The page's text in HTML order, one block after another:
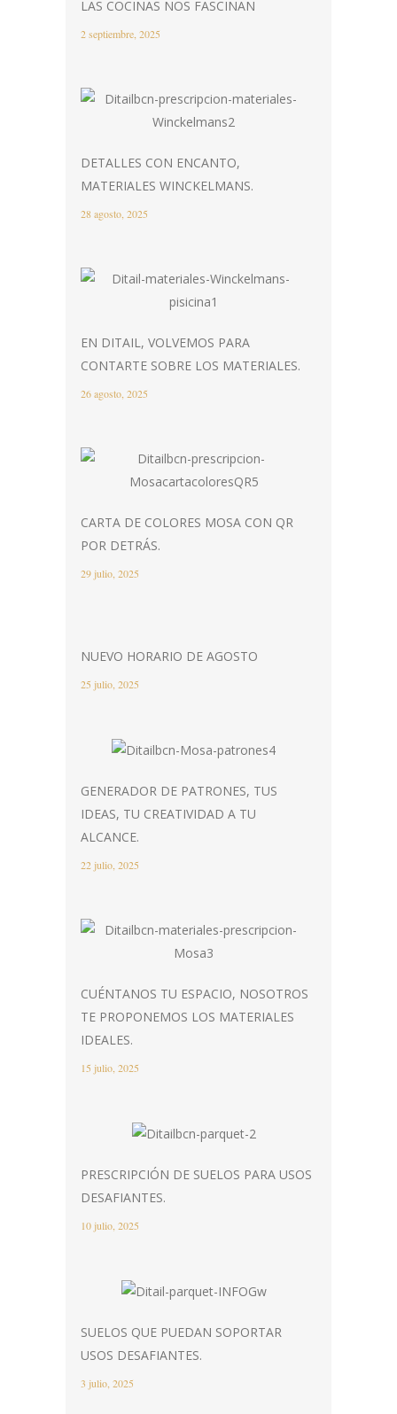
LAS COCINAS NOS FASCINAN
2 septiembre, 2025
DETALLES CON ENCANTO,
MATERIALES WINCKELMANS.
28 agosto, 2025
EN DITAIL, VOLVEMOS PARA
CONTARTE SOBRE LOS MATERIALES.
26 agosto, 2025
CARTA DE COLORES MOSA CON QR
POR DETRÁS.
29 julio, 2025
NUEVO HORARIO DE AGOSTO
25 julio, 2025
GENERADOR DE PATRONES, TUS
IDEAS, TU CREATIVIDAD A TU
ALCANCE.
22 julio, 2025
CUÉNTANOS TU ESPACIO, NOSOTROS
TE PROPONEMOS LOS MATERIALES
IDEALES.
15 julio, 2025
PRESCRIPCIÓN DE SUELOS PARA USOS
DESAFIANTES.
10 julio, 2025
SUELOS QUE PUEDAN SOPORTAR
USOS DESAFIANTES.
3 julio, 2025